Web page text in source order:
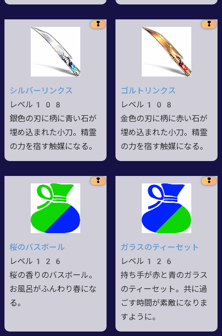
❢
シルバーリンクス
レベル108
銀色の刃に柄に青い石が
埋め込まれた小刀。精霊
の力を宿す触媒になる。
❢
ゴルトリンクス
レベル108
金色の刃に柄に赤い石が
埋め込まれた小刀。精霊
の力を宿す触媒になる。
❢
桜のバスボール
レベル126
桜の香りのバスボール。
お風呂がふんわり春にな
る。
❢
ガラスのティーセット
レベル126
持ち手が赤と青のガラス
のティーセット。共に過
ごす時間が素敵になりま
すように。